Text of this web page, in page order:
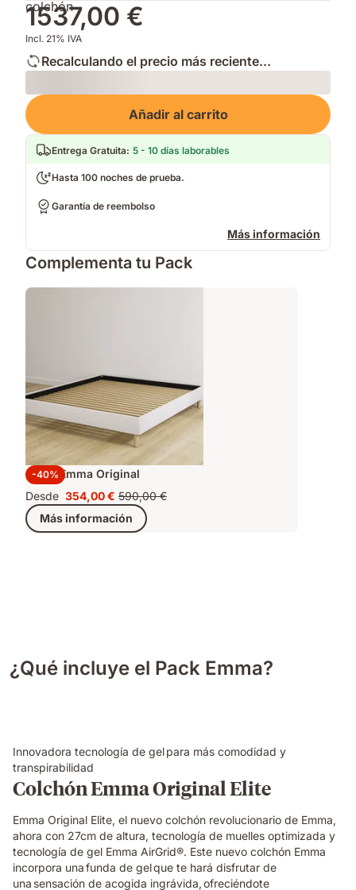
1537,00 €
Incl. 21% IVA
Recalculando el precio más reciente...
Loading
Añadir al carrito
Entrega Gratuita: 5 - 10 días laborables
Hasta 100 noches de prueba.
Garantía de reembolso
Más información
Complementa tu Pack
-40%
Cama Emma Original
Desde Precio
354,00 €
354,00 € Precio
original
590,00 €
590,00 €
Más información
¿Qué incluye el Pack Emma?
Innovadora tecnología de gel para más comodidad y
transpirabilidad
Colchón Emma Original Elite
Emma Original Elite, el nuevo colchón revolucionario de Emma,
ahora con 27cm de altura, tecnología de muelles optimizada y
tecnología de gel Emma AirGrid®. Este nuevo colchón Emma
incorpora una funda de gel que te hará disfrutar de
una sensación de acogida ingrávida, ofreciéndote